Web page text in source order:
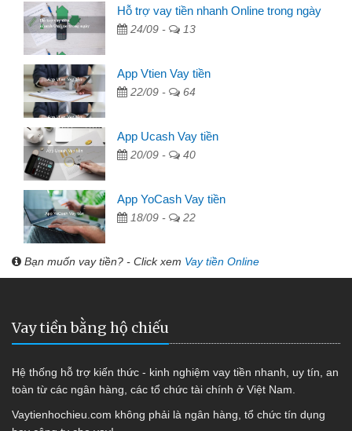
Hỗ trợ vay tiền nhanh Online trong ngày
24/09 - 13
App Vtien Vay tiền
22/09 - 64
App Ucash Vay tiền
20/09 - 40
App YoCash Vay tiền
18/09 - 22
Bạn muốn vay tiền? - Click xem Vay tiền Online
Vay tiền bằng hộ chiếu
Hệ thống hỗ trợ kiến thức - kinh nghiệm vay tiền nhanh, uy tín, an
toàn từ các ngân hàng, các tổ chức tài chính ở Việt Nam.
Vaytienhochieu.com không phải là ngân hàng, tổ chức tín dụng